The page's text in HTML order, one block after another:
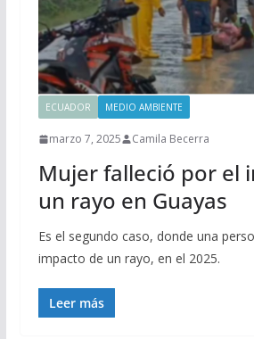
ECUADOR MEDIO AMBIENTE
marzo 7, 2025 Camila Becerra
Mujer falleció por el
un rayo en Guayas
Es el segundo caso, donde una
impacto de un rayo, en el 2025.
Leer más